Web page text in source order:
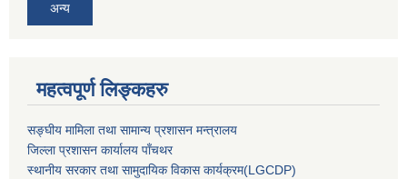
अन्य
महत्वपूर्ण लिङ्कहरु
सङ्‍घीय मामिला तथा सामान्य प्रशासन मन्त्रालय
जिल्ला प्रशासन कार्यालय पाँचथर
स्थानीय सरकार तथा सामुदायिक विकास कार्यक्रम(LGCDP)